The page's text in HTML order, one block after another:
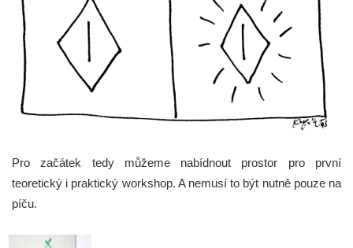
Pro začátek tedy můžeme nabídnout prostor pro první
teoretický i praktický workshop. A nemusí to být nutně pouze na
píču.